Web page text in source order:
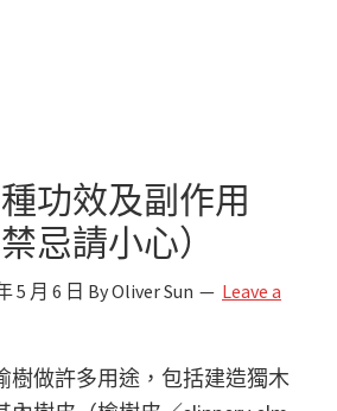
功效及副作用
忌請小心）
5 月 6 日 ByOliver Sun
Leave a
樹做許多用途，包括建造獨木